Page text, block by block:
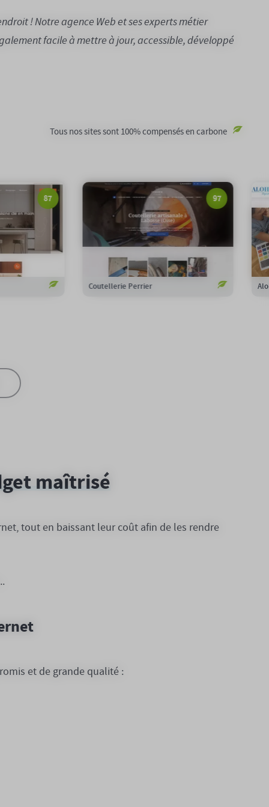
! Notre agence Web et ses experts métier
facile à mettre à jour, accessible, développé
Tous nos sites sont 100% compensés en carbone
95
Google :
carbone :
97
Hôtel l'Univers
Notation Google :
97/100
Emission carbone :
0,17gCO2/page
Compensation carbone :
Voir le site
maîtrisé
tout en baissant leur coût afin de les rendre
et de grande qualité :